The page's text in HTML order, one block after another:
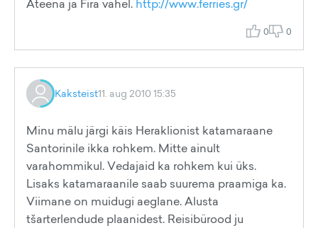
Ateena ja Fira vahel. http://www.ferries.gr/
0 0
Kaksteist11. aug 2010 15:35
Minu mälu järgi käis Heraklionist katamaraane
Santorinile ikka rohkem. Mitte ainult
varahommikul. Vedajaid ka rohkem kui üks.
Lisaks katamaraanile saab suurema praamiga ka.
Viimane on muidugi aeglane. Alusta
tšarterlendude plaanidest. Reisibürood ju